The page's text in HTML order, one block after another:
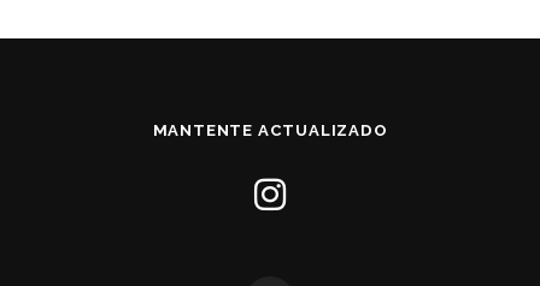
MANTENTE ACTUALIZADO